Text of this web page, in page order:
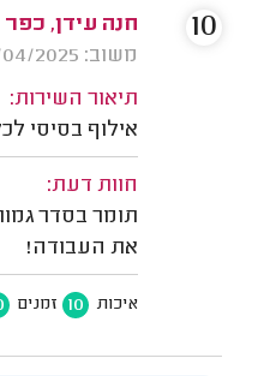
חנה עידן,
משוב: 29/04/2025
תיאור השירות:
אילוף בסיסי
חוות דעת:
תומר בסדר
את העבודה!
איכות 10 זמנים
10